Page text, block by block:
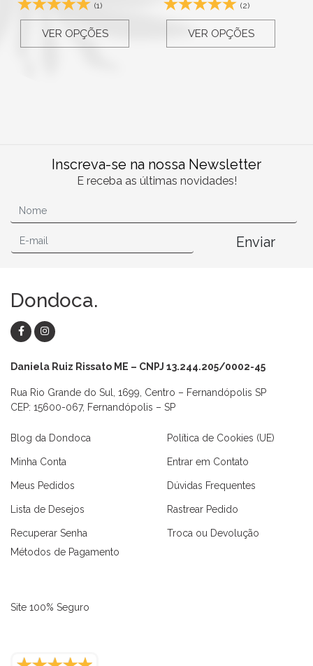
(1)
VER OPÇÕES
(2)
VER OPÇÕES
Inscreva-se na nossa Newsletter
E receba as últimas novidades!
Enviar
Dondoca.
Daniela Ruiz Rissato ME – CNPJ 13.244.205/0002-45
Rua Rio Grande do Sul, 1699, Centro – Fernandópolis SP
CEP: 15600-067, Fernandópolis – SP
Blog da Dondoca
Minha Conta
Meus Pedidos
Lista de Desejos
Recuperar Senha
Política de Cookies (UE)
Entrar em Contato
Dúvidas Frequentes
Rastrear Pedido
Troca ou Devolução
Métodos de Pagamento
Site 100% Seguro